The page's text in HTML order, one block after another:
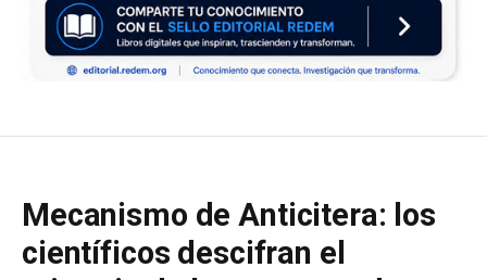
Mecanismo de Anticitera: los
científicos descifran el